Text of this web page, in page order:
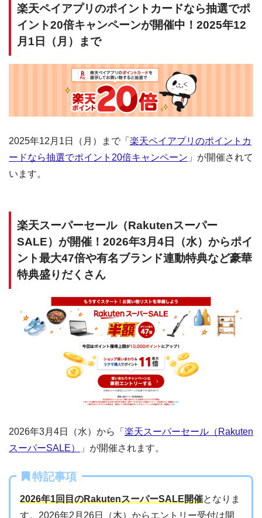
楽天ペイアプリのポイントカードなら抽選でポ
イント20倍キャンペーンが開催中！2025年12
月1日（月）まで
2025年12月1日（月）まで「 楽天ペイアプリのポイントカ
ードなら抽選でポイント20倍キャンペーン 」が開催されて
います。
楽天スーパーセール（Rakutenスーパー
SALE）が開催！2026年3月4日（水）からポイ
ント最大47倍や有名ブランド連動特典など豪華
特典盛りだくさん
2026年3月4日（水）から「 楽天スーパーセール（Rakuten
スーパーSALE）
」が開催されます。
特記事項
2026年1回目のRakutenスーパーSALE開催となりま
す。2026年2月26日（木）からエントリー受付は開